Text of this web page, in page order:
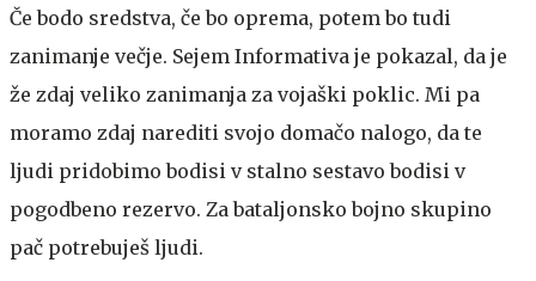
Če bodo sredstva, če bo oprema, potem bo tudi
zanimanje večje. Sejem Informativa je pokazal, da je
že zdaj veliko zanimanja za vojaški poklic. Mi pa
moramo zdaj narediti svojo domačo nalogo, da te
ljudi pridobimo bodisi v stalno sestavo bodisi v
pogodbeno rezervo. Za bataljonsko bojno skupino
pač potrebuješ ljudi.